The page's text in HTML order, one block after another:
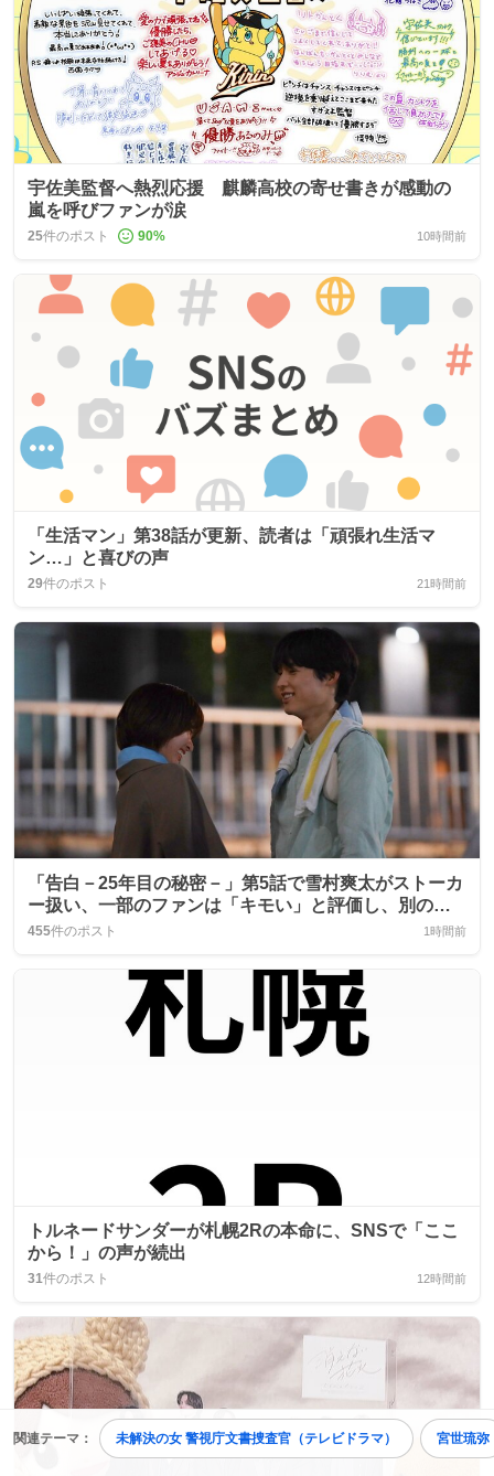
関連テーマ： 未解決の女 警視庁文書捜査官（テレビドラマ） 宮世琉弥
宇佐美監督へ熱烈応援 麒麟高校の寄せ書きが感動の
嵐を呼びファンが涙
25件のポスト 90% 10時間前
「生活マン」第38話が更新、読者は「頑張れ生活マ
ン…」と喜びの声
29件のポスト 21時間前
「告白－25年目の秘密－」第5話で雪村爽太がストーカ
ー扱い、一部のファンは「キモい」と評価し、別のフ
ァンは「応援」も示す
455件のポスト 1時間前
トルネードサンダーが札幌2Rの本命に、SNSで「ここ
から！」の声が続出
31件のポスト 12時間前